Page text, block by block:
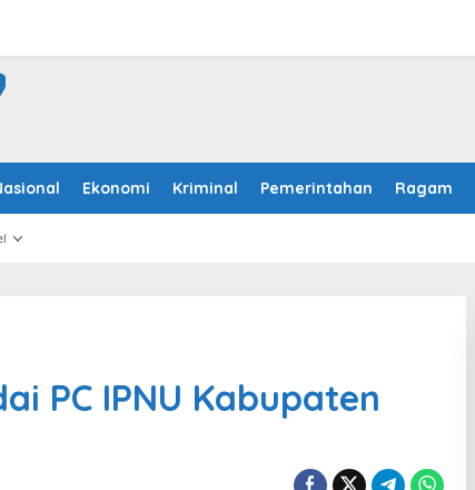
Ekonomi Kriminal Pemerintahan Ragam
PC IPNU Kabupaten